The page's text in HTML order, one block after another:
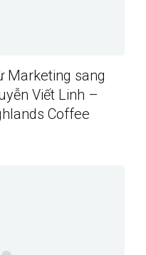
Marketing sang
Viết Linh –
Coffee